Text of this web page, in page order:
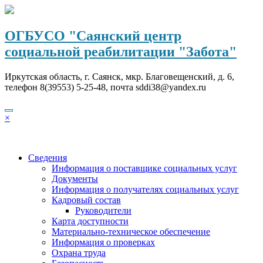
Перейти
содержимому
ОГБУСО "Саянский центр
социальной реабилитации "Забота"
Иркутская область, г. Саянск, мкр. Благовещенский, д. 6,
телефон 8(39553) 5-25-48, почта sddi38@yandex.ru
×
Сведения
Информация о поставщике социальных услуг
Документы
Информация о получателях социальных услуг
Кадровый состав
Руководители
Карта доступности
Материально-техническое обеспечение
Информация о проверках
Охрана труда